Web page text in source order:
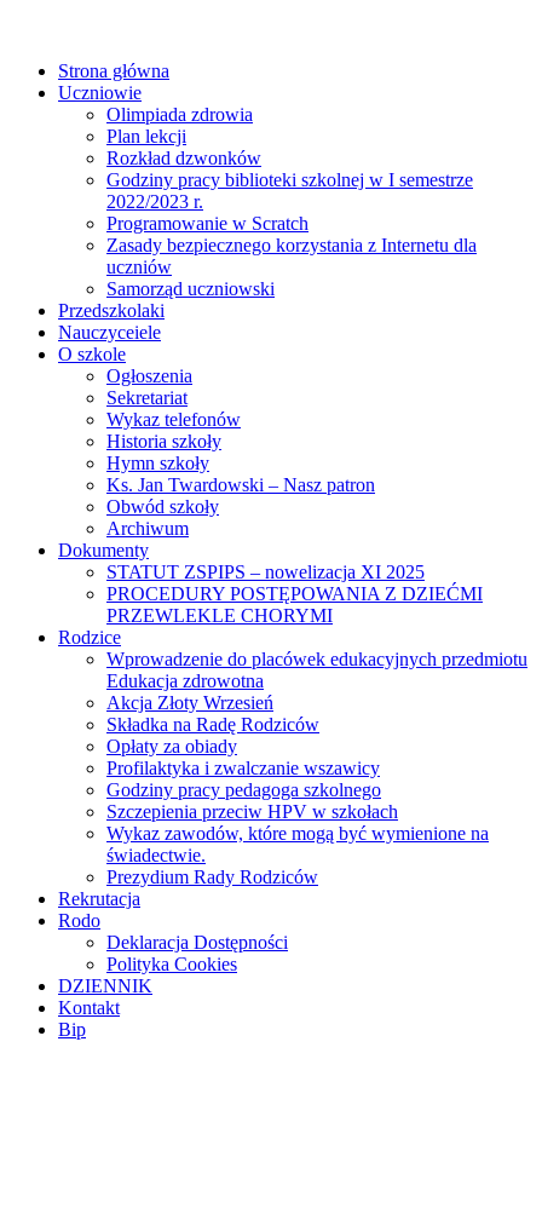
Strona główna
Uczniowie
Olimpiada zdrowia
Plan lekcji
Rozkład dzwonków
Godziny pracy biblioteki szkolnej w I semestrze
2022/2023 r.
Programowanie w Scratch
Zasady bezpiecznego korzystania z Internetu dla
uczniów
Samorząd uczniowski
Przedszkolaki
Nauczyceiele
O szkole
Ogłoszenia
Sekretariat
Wykaz telefonów
Historia szkoły
Hymn szkoły
Ks. Jan Twardowski – Nasz patron
Obwód szkoły
Archiwum
Dokumenty
STATUT ZSPIPS – nowelizacja XI 2025
PROCEDURY POSTĘPOWANIA Z DZIEĆMI
PRZEWLEKLE CHORYMI
Rodzice
Wprowadzenie do placówek edukacyjnych przedmiotu
Edukacja zdrowotna
Akcja Złoty Wrzesień
Składka na Radę Rodziców
Opłaty za obiady
Profilaktyka i zwalczanie wszawicy
Godziny pracy pedagoga szkolnego
Szczepienia przeciw HPV w szkołach
Wykaz zawodów, które mogą być wymienione na
świadectwie.
Prezydium Rady Rodziców
Rekrutacja
Rodo
Deklaracja Dostępności
Polityka Cookies
DZIENNIK
Kontakt
Bip